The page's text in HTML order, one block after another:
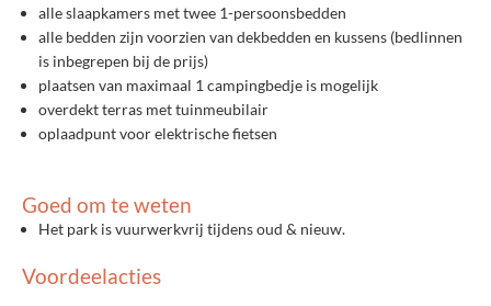
alle slaapkamers met twee 1-persoonsbedden
alle bedden zijn voorzien van dekbedden en kussens (bedlinnen
is inbegrepen bij de prijs)
plaatsen van maximaal 1 campingbedje is mogelijk
overdekt terras met tuinmeubilair
oplaadpunt voor elektrische fietsen
Goed om te weten
Het park is vuurwerkvrij tijdens oud & nieuw.​
Voordeelacties